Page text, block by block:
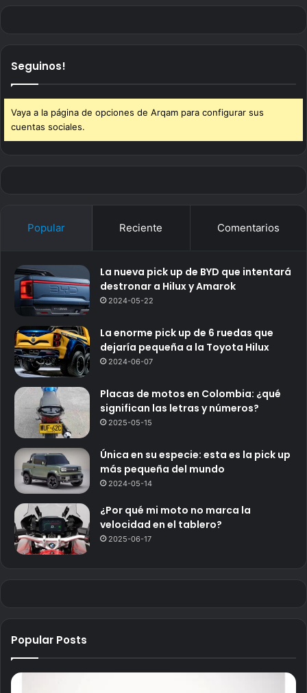
Seguinos!
Vaya a la página de opciones de Arqam para configurar sus
cuentas sociales.
Popular Reciente Comentarios
La nueva pick up de BYD que intentará
destronar a Hilux y Amarok
2024-05-22
La enorme pick up de 6 ruedas que
dejaría pequeña a la Toyota Hilux
2024-06-07
Placas de motos en Colombia: ¿qué
significan las letras y números?
2025-05-15
Única en su especie: esta es la pick up
más pequeña del mundo
2024-05-14
¿Por qué mi moto no marca la
velocidad en el tablero?
2025-06-17
Popular Posts